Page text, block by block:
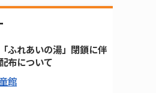
ふれあいの湯」閉鎖に伴
布について
館